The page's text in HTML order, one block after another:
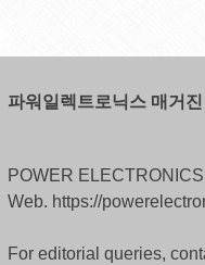
파워일렉트로닉스 매거진
POWER
Web. https://
For editorial queries,